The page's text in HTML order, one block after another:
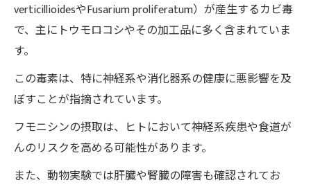
verticillioidesやFusarium proliferatum）が産生するカビ毒
で、主にトウモロコシやその加工品に多く含まれていま
す。
この毒素は、特に神経系や消化器系の健康に悪影響を及
ぼすことが指摘されています。
フモニシンの摂取は、ヒトにおいて神経系疾患や食道が
んのリスクを高める可能性があります。
また、動物実験では肝臓や腎臓の障害も確認されてお